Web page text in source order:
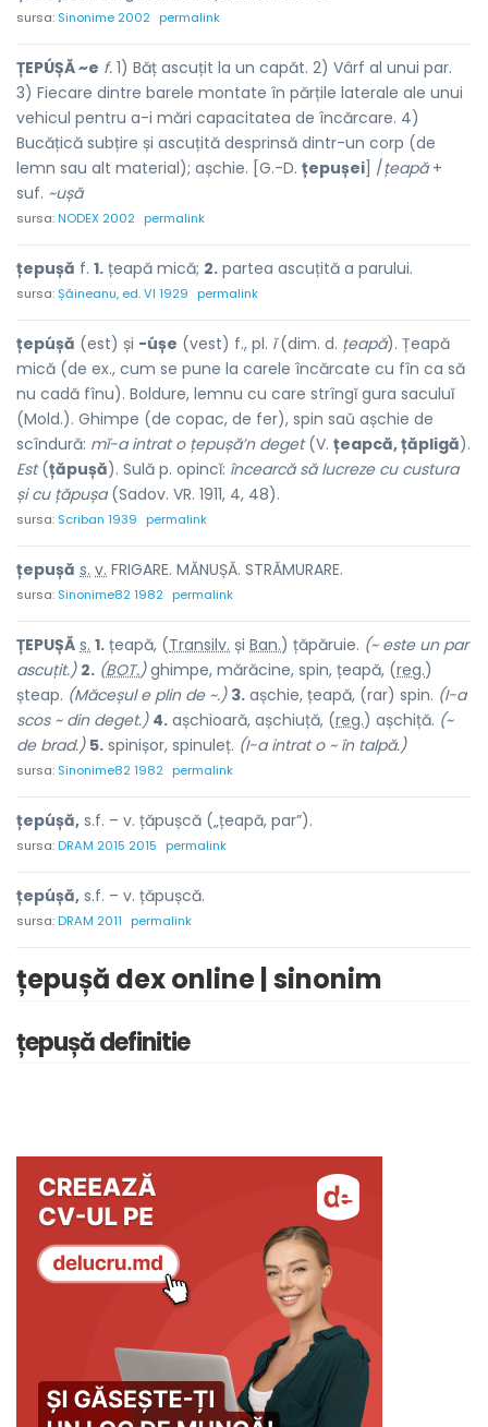
sursa: Sinonime 2002 permalink
ȚEPÚȘĂ ~e f. 1) Băț ascuțit la un capăt. 2) Vârf al unui par.
3) Fiecare dintre barele montate în părțile laterale ale unui
vehicul pentru a-i mări capacitatea de încărcare. 4)
Bucățică subțire și ascuțită desprinsă dintr-un corp (de
lemn sau alt material); așchie. [G.-D. țepușei ] /țeapă+
suf. ~ușă
sursa:NODEX 2002 permalink
țepușă f. 1. țeapă mică; 2. partea ascuțită a parului.
sursa:Șăineanu, ed. VI 1929 permalink
țepúșă (est) și -úșe (vest) f., pl. ĭ(dim. d. țeapă). Țeapă
mică (de ex., cum se pune la carele încărcate cu fîn ca să
nu cadă fînu). Boldure, lemnu cu care strîngĭ gura saculuĭ
(Mold.). Ghimpe (de copac, de fer), spin saŭ așchie de
scîndură: mĭ-a intrat o țepușă’n deget(V. țeapcă, țăpligă).
Est(țăpușă). Sulă p. opincĭ: încearcă să lucreze cu custura
și cu țăpușa(Sadov. VR. 1911, 4, 48).
sursa: Scriban 1939 permalink
țepușă s. v. FRIGARE. MĂNUȘĂ. STRĂMURARE.
sursa: Sinonime82 1982 permalink
ȚEPUȘĂ s. 1. țeapă, (Transilv. și Ban.) țăpăruie. (~ este un par
ascuțit.) 2. (BOT.)ghimpe, mărăcine, spin, țeapă, (reg.)
șteap. (Măceșul e plin de ~.) 3. așchie, țeapă, (rar) spin. (I-a
scos ~ din deget.) 4. așchioară, așchiuță, (reg.) așchiță. (~
de brad.) 5. spinișor, spinuleț. (I-a intrat o ~ în talpă.)
sursa: Sinonime82 1982 permalink
țepúșă, s.f. – v. țăpușcă („țeapă, par”).
sursa:DRAM 2015 2015 permalink
țepúșă, s.f. – v. țăpușcă.
sursa:DRAM 2011 permalink
țepușă dex online | sinonim
țepușă definitie